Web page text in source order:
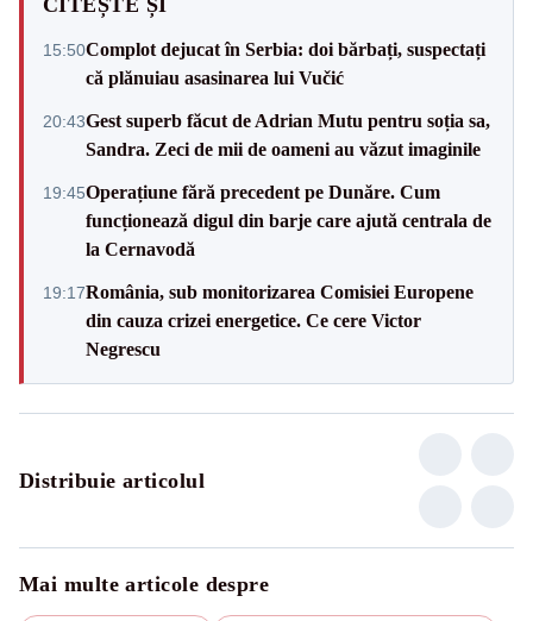
15:50Complot dejucat în Serbia: doi bărbați, suspectați
că plănuiau asasinarea lui Vučić
20:43Gest superb făcut de Adrian Mutu pentru soția sa,
Sandra. Zeci de mii de oameni au văzut imaginile
19:45Operațiune fără precedent pe Dunăre. Cum
funcționează digul din barje care ajută centrala de
la Cernavodă
19:17România, sub monitorizarea Comisiei Europene
din cauza crizei energetice. Ce cere Victor
Negrescu
Distribuie articolul
Mai multe articole despre